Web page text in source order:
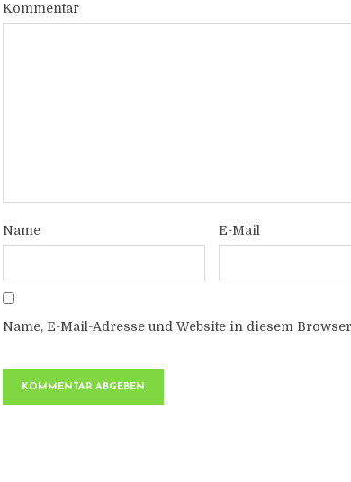
Kommentar
Name E-Mail
Name, E-Mail-Adresse und Website in diesem